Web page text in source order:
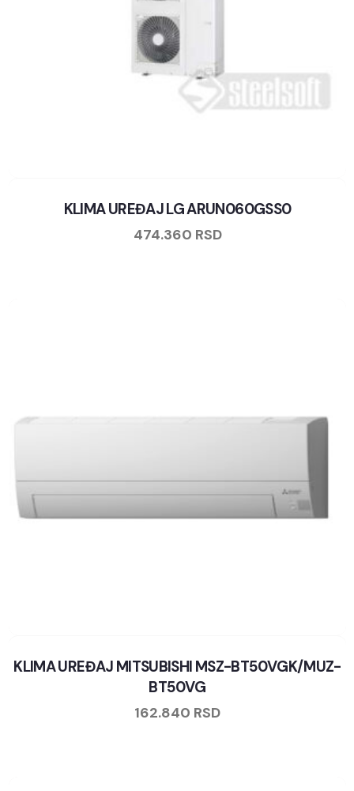
KLIMA UREĐAJ LG ARUN060GSS0
474.360 RSD
KLIMA UREĐAJ MITSUBISHI MSZ-BT50VGK/MUZ-
BT50VG
162.840 RSD